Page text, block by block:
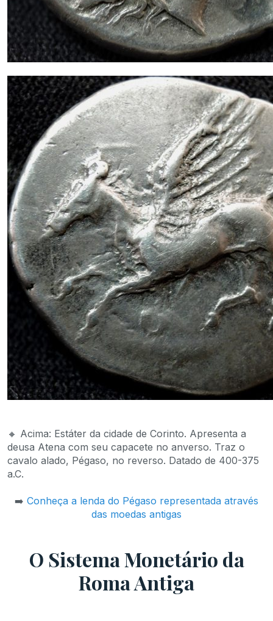
🔸 Acima: Estáter da cidade de Corinto. Apresenta a
deusa Atena com seu capacete no anverso. Traz o
cavalo alado, Pégaso, no reverso. Datado de 400-375
a.C.
➡️ Conheça a lenda do Pégaso representada através
das moedas antigas
O Sistema Monetário da
Roma Antiga